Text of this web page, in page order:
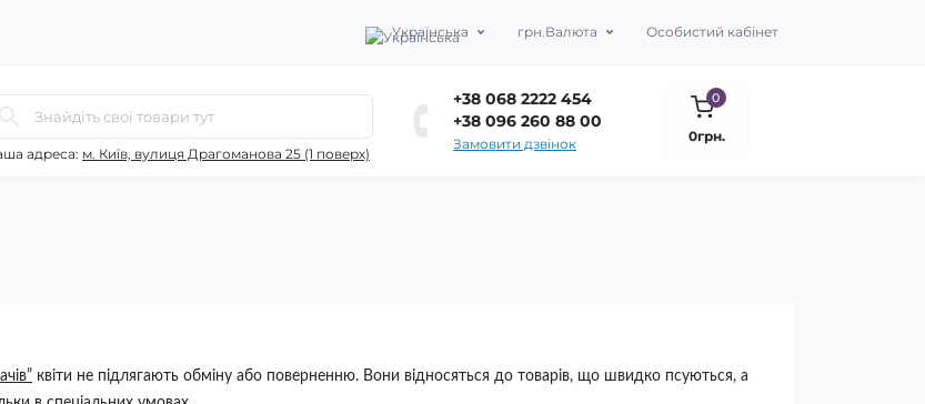
Українська грн.Валюта Особистий кабінет
адреса: м. Київ, вулиця Драгоманова 25 (1 поверх)
+38 068 2222 454
+38 096 260 88 00
Замовити дзвінок
0
0грн.
квіти не підлягають обміну або поверненню. Вони відносяться до товарів, що швидко псуються, а